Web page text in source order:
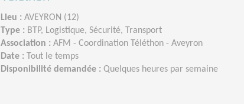
Lieu : AVEYRON (12)
Type : BTP, Logistique, Sécurité, Transport
Association : AFM - Coordination Téléthon - Aveyron
Date :
Tout le temps
Disponibilité demandée : Quelques heures par semaine